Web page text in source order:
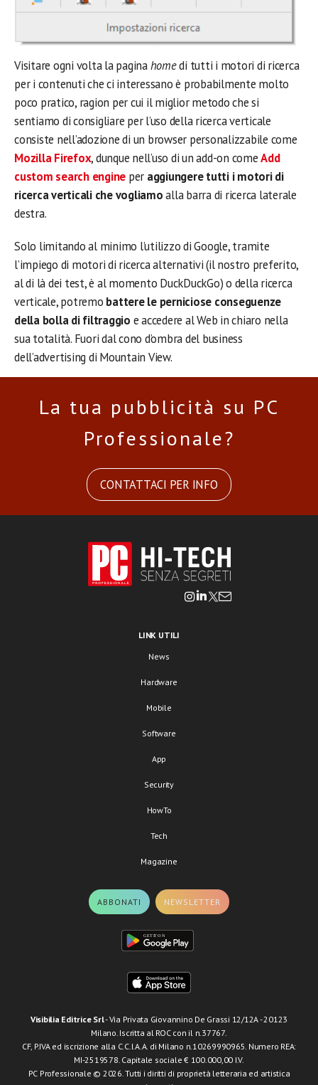
Visitare ogni volta la paginahomedi tutti i motori di ricerca
per i contenuti che ci interessano è probabilmente molto
poco pratico, ragion per cui il miglior metodo che si
sentiamo di consigliare per l’uso della ricerca verticale
consiste nell’adozione di un browser personalizzabile come
Mozilla Firefox, dunque nell’uso di un add-on comeAdd
custom search engine per aggiungere tutti i motori di
ricerca verticali che vogliamoalla barra di ricerca laterale
destra.
Solo limitando al minimo l’utilizzo di Google, tramite
l’impiego di motori di ricerca alternativi (il nostro preferito,
al di là dei test, è al momento DuckDuckGo) o della ricerca
verticale, potremo battere le perniciose conseguenze
della bolla di filtraggio e accedere al Web in chiaro nella
sua totalità. Fuori dal cono d’ombra del business
dell’advertising di Mountain View.
La tua pubblicità su PC
Professionale?
CONTATTACI PER INFO
LINK UTILI
News
Hardware
Mobile
Software
App
Security
HowTo
Tech
Magazine
ABBONATI NEWSLETTER
Visibilia Editrice Srl- Via Privata Giovannino De Grassi 12/12A - 20123
Milano. Iscritta al ROC con il n.37767.
CF, P.IVA ed iscrizione alla C.C.I.A.A. di Milano n.10269990965. Numero REA:
MI-2519578. Capitale sociale € 100.000,00 I.V.
PC Professionale © 2026. Tutti i diritti di proprietà letteraria ed artistica